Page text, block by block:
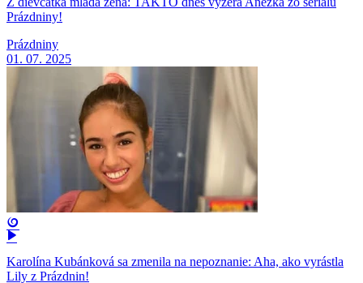
Prázdniny!
Prázdniny
01. 07. 2025
Karolína Kubánková sa zmenila na nepoznanie: Aha, ako vyrástla
Lily z Prázdnin!